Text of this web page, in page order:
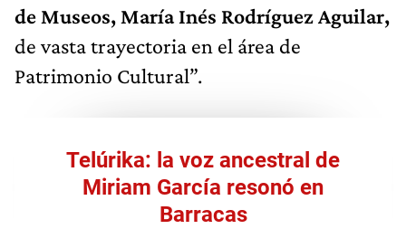
de Museos, María Inés Rodríguez Aguilar,
de vasta trayectoria en el área de
Patrimonio Cultural”.
Telúrika: la voz ancestral de
Miriam García resonó en
Barracas